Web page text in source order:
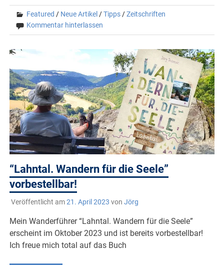
Featured / Neue Artikel /Tipps /Zeitschriften
Kommentar hinterlassen
“Lahntal. Wandern für die Seele”
vorbestellbar!
Veröffentlicht am21. April 2023 von Jörg
Mein Wanderführer “Lahntal. Wandern für die Seele”
erscheint im Oktober 2023 und ist bereits vorbestellbar!
Ich freue mich total auf das Buch